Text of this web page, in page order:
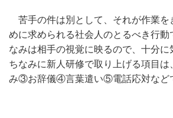
苦手の件は別として、それが作業を
めに求められる社会人のとるべき行動
なみは相手の視覚に映るので、十分に
ちなみに新人研修で取り上げる項目
み③お辞儀④言葉遣い⑤電話応対など